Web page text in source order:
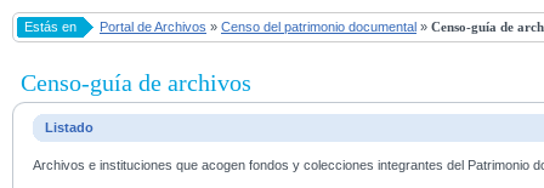
Estás en Portal de Archivos » Censo del patrimonio documental » Censo-guía de
Censo-guía de archivos
Listado
Archivos e instituciones que acogen fondos y colecciones integrantes del Patrimonio